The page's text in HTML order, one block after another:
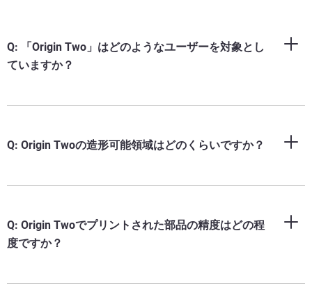
Q: 「Origin Two」はどのようなユーザーを対象とし
ていますか？
Q: Origin Twoの造形可能領域はどのくらいですか？
Q: Origin Twoでプリントされた部品の精度はどの程
度ですか？